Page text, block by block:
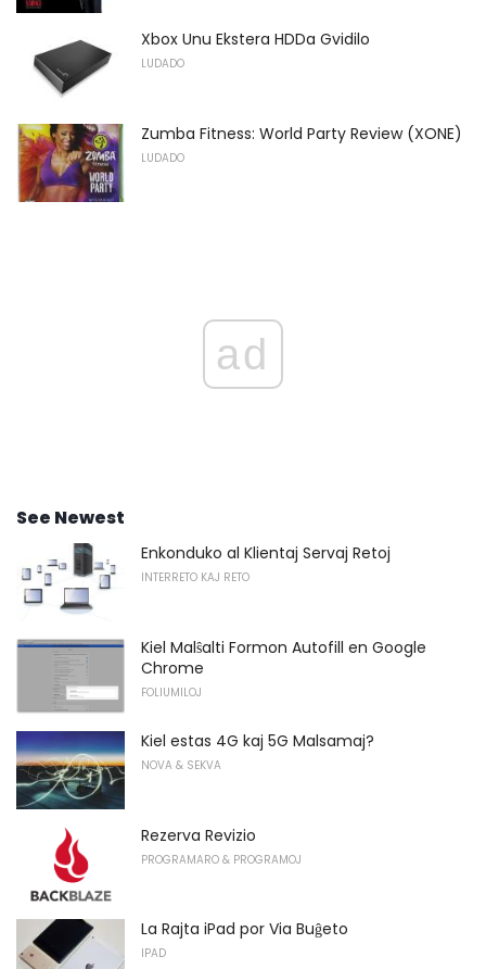
Xbox Unu Ekstera HDDa Gvidilo
LUDADO
Zumba Fitness: World Party Review (XONE)
LUDADO
ad
See Newest
Enkonduko al Klientaj Servaj Retoj
INTERRETO KAJ RETO
Kiel Malŝalti Formon Autofill en Google
Chrome
FOLIUMILOJ
Kiel estas 4G kaj 5G Malsamaj?
NOVA & SEKVA
Rezerva Revizio
PROGRAMARO & PROGRAMOJ
La Rajta iPad por Via Buĝeto
IPAD